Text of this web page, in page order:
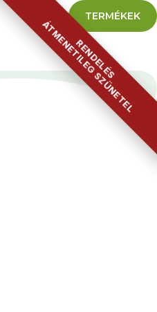
RENDELÉS
ÁTMENETILEG SZÜNETEL
TERMÉKEK